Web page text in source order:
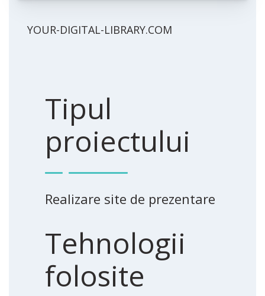
YOUR-DIGITAL-LIBRARY.COM
Tipul
proiectului
Realizare site de prezentare
Tehnologii
folosite